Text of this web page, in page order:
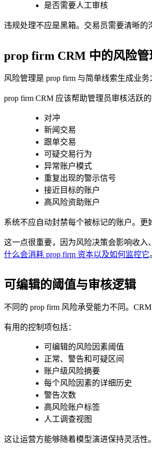
是否需要人工审核
违规处理不应是黑箱。交易员需要清晰的
prop firm CRM 中的风险管
风险管理是 prop firm 与简单线索生成业务
prop firm CRM 应该帮助管理员审核活跃
对冲
新闻交易
跟单交易
可疑交易行为
异常账户模式
重复出现的警示信号
接近目标的账户
高风险资助账户
系统不应自动封禁每个被标记的账户。
这一点很重要，因为风险决策会影响收
什么会消耗 prop firm 资本以及如何监控它
可编辑的阈值与审核逻辑
不同的 prop firm 风险承受能力不同。
有用的控制项包括：
可编辑的风险因素阈值
正常、警告和可疑区间
账户级风险摘要
每个风险因素的详细历史
警告次数
高风险账户标签
人工调查视图
这让运营方能够随着模型演进保持灵活性